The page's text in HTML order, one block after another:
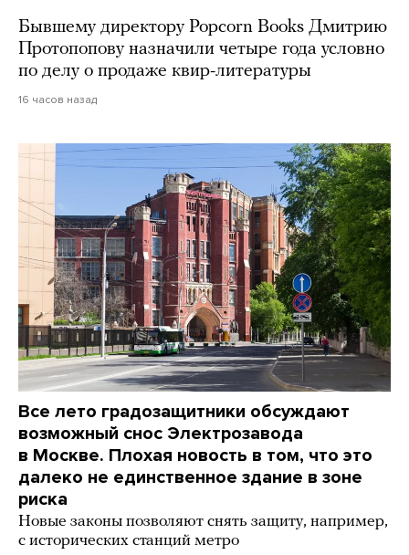
Бывшему директору Popcorn Books Дмитрию
Протопопову назначили четыре года условно
по делу о продаже квир-литературы
16 часов назад
Все лето градозащитники обсуждают
возможный снос Электрозавода
в Москве. Плохая новость в том, что это
далеко не единственное здание в зоне
риска
Новые законы позволяют снять защиту, например,
с исторических станций метро